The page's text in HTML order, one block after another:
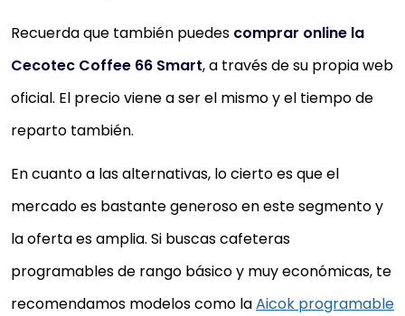
Recuerda que también puedes comprar online la
Cecotec Coffee 66 Smart, a través de su propia web
oficial. El precio viene a ser el mismo y el tiempo de
reparto también.
En cuanto a las alternativas, lo cierto es que el
mercado es bastante generoso en este segmento y
la oferta es amplia. Si buscas cafeteras
programables de rango básico y muy económicas, te
recomendamos modelos como laAicok programable